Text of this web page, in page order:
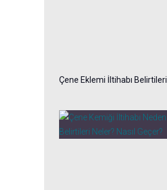
Çene Eklemi İltihabı Belirtileri